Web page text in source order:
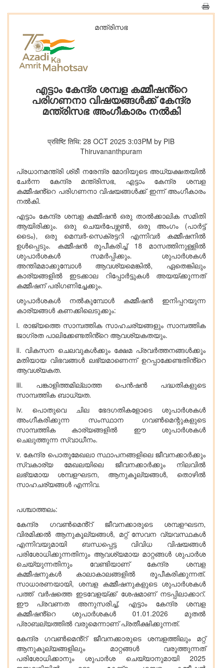
മന്ത്രിസഭ
എട്ടാം കേന്ദ്ര ശമ്പള കമ്മീഷൻ്റെ
പരിഗണനാ വിഷയങ്ങൾക്ക് കേന്ദ്ര
മന്ത്രിസഭ അംഗീകാരം നൽകി
प्रविष्टि तिथि: 28 OCT 2025 3:03PM by PIB
Thiruvananthpuram
പ്രധാനമന്ത്രി ശ്രീ നരേന്ദ്ര മോദിയുടെ അധ്യക്ഷതയിൽ
ചേർന്ന കേന്ദ്ര മന്ത്രിസഭ, എട്ടാം കേന്ദ്ര ശമ്പള
കമ്മീഷൻ്റെ പരിഗണനാ വിഷയങ്ങൾക്ക് ഇന്ന് അംഗീകാരം
നൽകി.
എട്ടാം കേന്ദ്ര ശമ്പള കമ്മീഷൻ ഒരു താൽക്കാലിക സമിതി
ആയിരിക്കും. ഒരു ചെയർപേഴ്സൺ, ഒരു അംഗം (പാർട്ട്
ടൈം), ഒരു മെമ്പർ-സെക്രട്ടറി എന്നിവർ കമ്മീഷനിൽ
ഉൾപ്പെടും. കമ്മീഷൻ രൂപീകരിച്ച് 18 മാസത്തിനുള്ളിൽ
ശുപാർശകൾ സമർപ്പിക്കും. ശുപാർശകൾ
അന്തിമമാക്കുമ്പോൾ ആവശ്യമെങ്കിൽ, ഏതെങ്കിലും
കാര്യങ്ങളിൽ ഇടക്കാല റിപ്പോർട്ടുകൾ അയയ്ക്കുന്ന​ത്
കമ്മീഷന് പരി​ഗണിച്ചേക്കും.
ശുപാർശകൾ നൽകുമ്പോൾ കമ്മീഷൻ ഇനിപ്പറയുന്ന
കാര്യങ്ങൾ കണക്കിലെടുക്കും:
i. രാജ്യത്തെ സാമ്പത്തിക സാഹചര്യങ്ങളും സാമ്പത്തിക
ജാ​ഗ്രത പാലിക്കേണ്ടതിൻ്റെ ആവശ്യകതയും.
ii. വികസന ചെലവുകൾക്കും ക്ഷേമ പ്രവർത്തനങ്ങൾക്കും
മതിയായ വിഭവങ്ങൾ ലഭ്യമാണെന്ന് ഉറപ്പാക്കേണ്ടതിൻ്റെ
ആവശ്യകത.
iii. പങ്കാളിത്തമില്ലാത്ത പെൻഷൻ പദ്ധതികളുടെ
സാമ്പത്തിക ബാധ്യത.
iv. പൊതുവെ ചില ഭേദഗതികളോടെ ശുപാർശകൾ
അംഗീകരിക്കുന്ന സംസ്ഥാന ഗവൺമെന്റുകളുടെ
സാമ്പത്തിക കാര്യങ്ങളിൽ ഈ ശുപാർശകൾ
ചെലുത്തുന്ന സ്വാധീനം.
v. കേന്ദ്ര പൊതുമേഖലാ സ്ഥാപനങ്ങളിലെ ജീവനക്കാർക്കും
സ്വകാര്യ മേഖലയിലെ ജീവനക്കാർക്കും നിലവിൽ
ലഭ്യമായ ശമ്പളഘടന, ആനുകൂല്യങ്ങൾ, തൊഴിൽ
സാഹചര്യങ്ങൾ എന്നിവ.
പശ്ചാത്തലം:
കേന്ദ്ര ഗവൺമെൻ്റ് ജീവനക്കാരുടെ ശമ്പളഘടന,
വിരമിക്കൽ ആനുകൂല്യങ്ങൾ, മറ്റ് സേവന വ്യവസ്ഥകൾ
എന്നിവയുമായി ബന്ധപ്പെട്ട വിവിധ വിഷയങ്ങൾ
പരിശോധിക്കുന്നതിനും ആവശ്യമായ മാറ്റങ്ങൾ ശുപാർശ
ചെയ്യുന്നതിനും വേണ്ടിയാണ് കേന്ദ്ര ശമ്പള
കമ്മീഷനുകൾ കാലാകാലങ്ങളിൽ രൂപീകരിക്കുന്നത്.
സാധാരണയായി, ശമ്പള കമ്മീഷനുകളുടെ ശുപാർശകൾ
പത്ത് വർഷത്തെ ഇടവേളയ്ക്ക് ശേഷമാണ് നടപ്പിലാക്കാറ്.
ഈ പ്രവണത അനുസരിച്ച്, എട്ടാം കേന്ദ്ര ശമ്പള
കമ്മീഷൻ്റെ ശുപാർശകൾ 01.01.2026 മുതൽ
പ്രാബല്യത്തിൽ വരുമെന്നാണ് പ്രതീക്ഷിക്കുന്നത്.
കേന്ദ്ര ഗവൺമെൻ്റ് ജീവനക്കാരുടെ ശമ്പളത്തിലും മറ്റ്
ആനുകൂല്യങ്ങളിലും മാറ്റങ്ങൾ വരുത്തുന്നത്
പരിശോധിക്കാനും ശുപാർശ ചെയ്യാനുമായി 2025